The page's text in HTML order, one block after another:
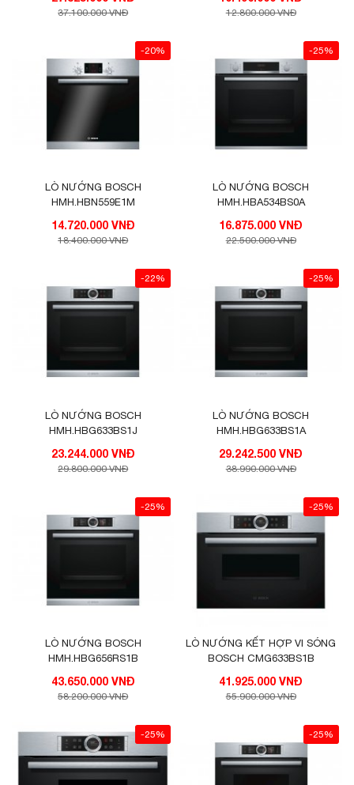
37.100.000 VNĐ 12.800.000 VNĐ
-20%
LÒ NƯỚNG BOSCH
HMH.HBN559E1M
14.720.000 VNĐ
18.400.000 VNĐ
-25%
LÒ NƯỚNG BOSCH
HMH.HBA534BS0A
16.875.000 VNĐ
22.500.000 VNĐ
-22%
LÒ NƯỚNG BOSCH
HMH.HBG633BS1J
23.244.000 VNĐ
29.800.000 VNĐ
-25%
LÒ NƯỚNG BOSCH
HMH.HBG633BS1A
29.242.500 VNĐ
38.990.000 VNĐ
-25%
LÒ NƯỚNG BOSCH
HMH.HBG656RS1B
43.650.000 VNĐ
58.200.000 VNĐ
-25%
LÒ NƯỚNG KẾT HỢP VI SÓNG
BOSCH CMG633BS1B
41.925.000 VNĐ
55.900.000 VNĐ
-25% -25%